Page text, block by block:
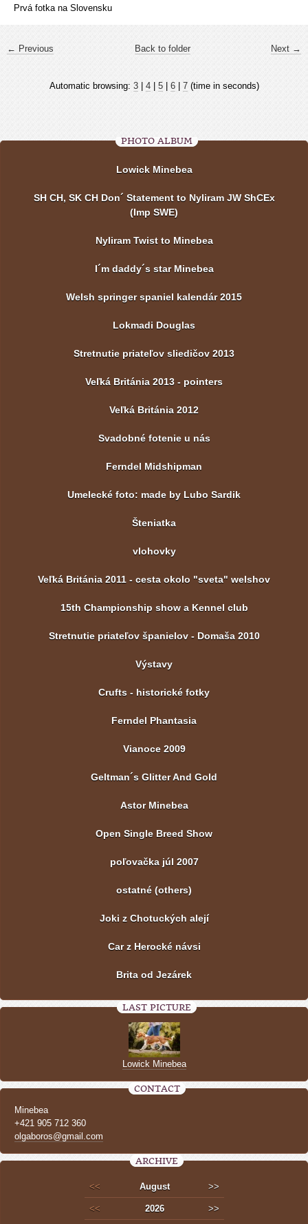
Prvá fotka na Slovensku
← Previous Next →
Back to folder
Automatic browsing: 3| 4| 5| 6| 7(time in seconds)
PHOTO ALBUM
Lowick Minebea
SH CH, SK CH Don´ Statement to Nyliram JW ShCEx
(Imp SWE)
Nyliram Twist to Minebea
I´m daddy´s star Minebea
Welsh springer spaniel kalendár 2015
Lokmadi Douglas
Stretnutie priateľov sliedičov 2013
Veľká Británia 2013 - pointers
Veľká Británia 2012
Svadobné fotenie u nás
Ferndel Midshipman
Umelecké foto: made by Lubo Sardik
Šteniatka
vlohovky
Veľká Británia 2011 - cesta okolo "sveta" welshov
15th Championship show a Kennel club
Stretnutie priateľov španielov - Domaša 2010
Výstavy
Crufts - historické fotky
Ferndel Phantasia
Vianoce 2009
Geltman´s Glitter And Gold
Astor Minebea
Open Single Breed Show
poľovačka júl 2007
ostatné (others)
Joki z Chotuckých alejí
Car z Herocké návsi
Brita od Jezárek
LAST PICTURE
Lowick Minebea
CONTACT
Minebea
+421 905 712 360
olgaboros@gmail.com
ARCHIVE
<< August >>
<< 2026 >>